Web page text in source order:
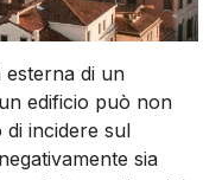
esterna di un
edificio può non
di incidere sul
sia